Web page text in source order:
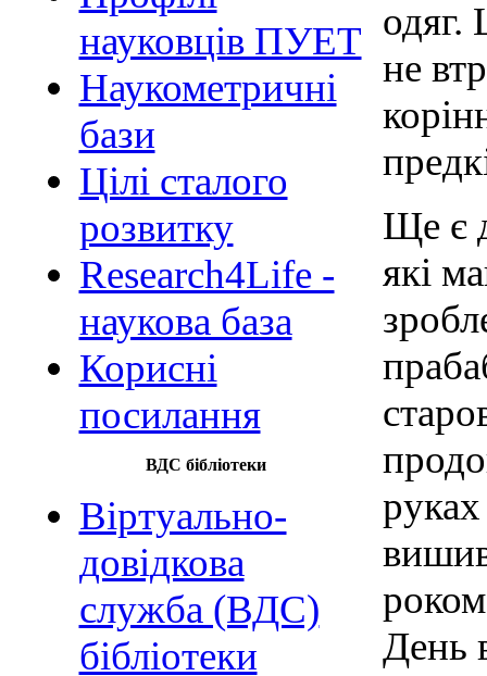
науковців ПУЕТ
Наукометричні
бази
Цілі сталого
розвитку
Research4Life -
наукова база
Корисні
посилання
ВДС бібліотеки
Віртуально-
довідкова
служба (ВДС)
бібліотеки
одяг.
не
Ще є
які
День